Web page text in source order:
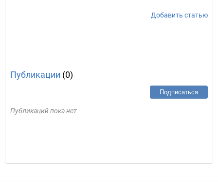
Добавить статью
Публикации (0)
Подписаться
Публикаций пока нет